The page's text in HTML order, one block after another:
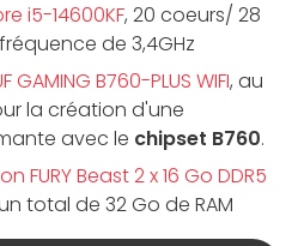
i5-14600KF, 20 coeurs/ 28
de 3,4GHz
GAMING B760-PLUS WIFI, au
la création d'une
avec le chipset B760.
FURY Beast 2 x 16 Go DDR5
total de 32 Go de RAM